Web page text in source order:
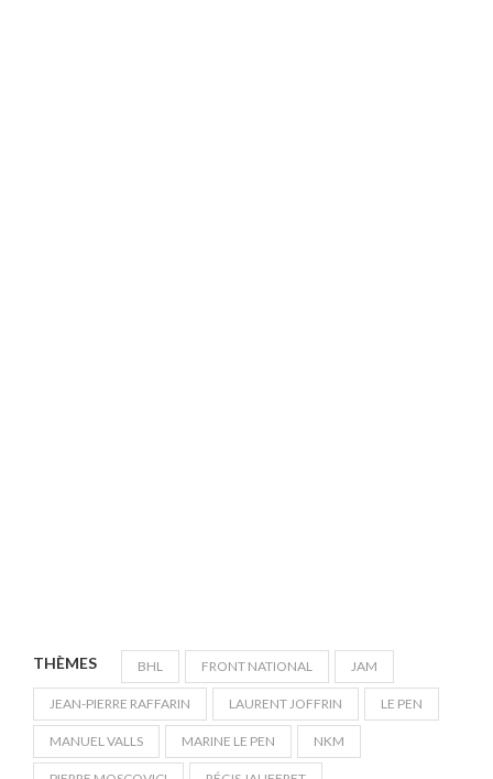
THÈMES BHL FRONT NATIONAL JAM
JEAN-PIERRE RAFFARIN LAURENT JOFFRIN LE PEN
MANUEL VALLS MARINE LE PEN NKM